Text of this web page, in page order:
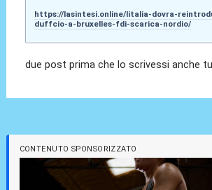
https://lasintesi.online/litalia-dovra-
duffcio-a-bruxelles-fdi-scarica-nordio/
due post prima che lo scrivessi anche tu
CONTENUTO SPONSORIZZATO